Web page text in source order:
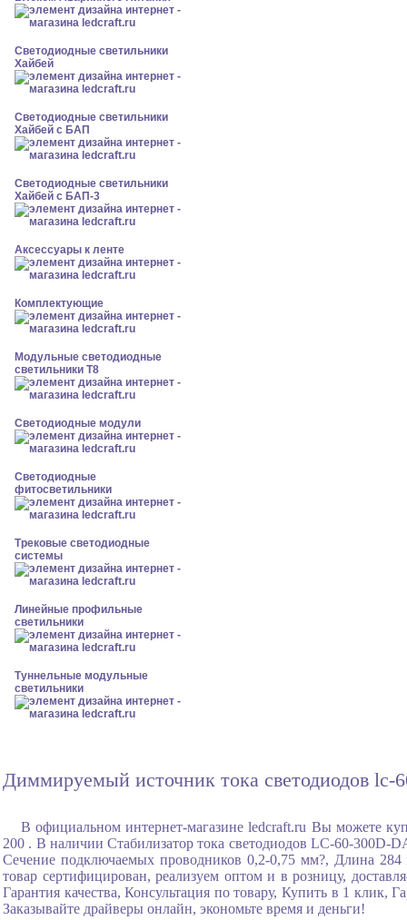
Светодиодные светильники
Хайбей
Светодиодные светильники
Хайбей с БАП
Светодиодные светильники
Хайбей с БАП-3
Аксессуары к ленте
Комплектующие
Модульные светодиодные
светильники Т8
Светодиодные модули
Светодиодные
фитосветильники
Трековые светодиодные
системы
Линейные профильные
светильники
Туннельные модульные
светильники
Диммируемый источник тока светодиодов
В официальном интернет-магазине ledcraft.ru Вы можете
200 . В наличии Стабилизатор тока светодиодов LC-60-
Сечение подключаемых проводников 0,2-0,75 мм?, Длина 284
товар сертифицирован, реализуем оптом и в розницу,
Гарантия качества, Консультация по товару, Купить в 1
Заказывайте драйверы онлайн, экономьте время и деньги!